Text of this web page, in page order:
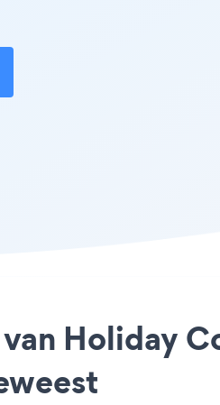
Holiday